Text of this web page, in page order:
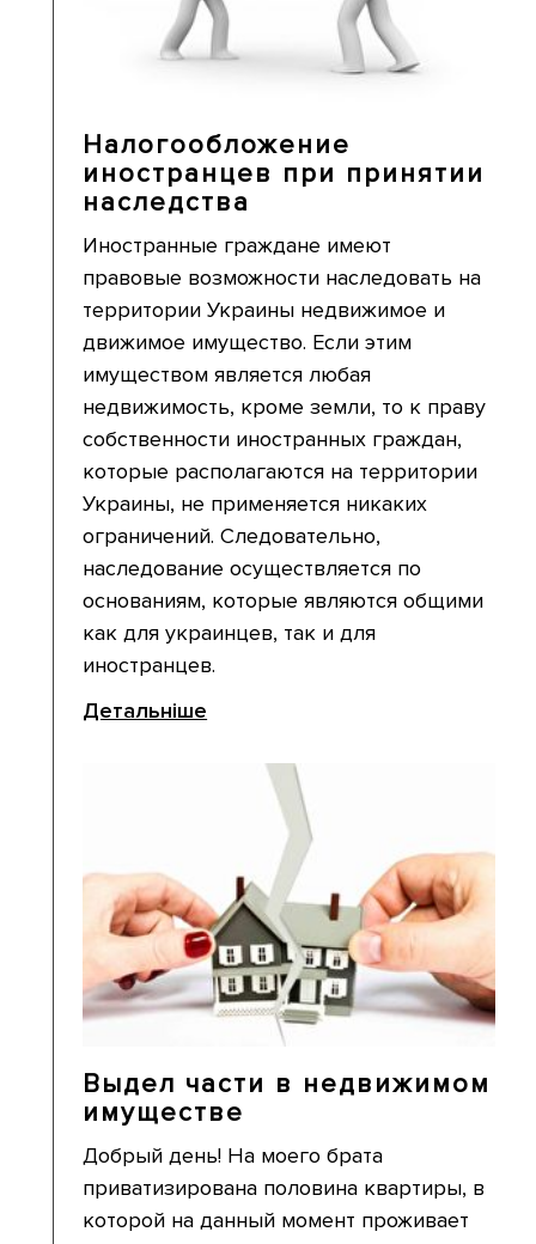
Налогообложение
иностранцев при принятии
наследства
Иностранные граждане имеют
правовые возможности наследовать на
территории Украины недвижимое и
движимое имущество. Если этим
имуществом является любая
недвижимость, кроме земли, то к праву
собственности иностранных граждан,
которые располагаются на территории
Украины, не применяется никаких
ограничений. Следовательно,
наследование осуществляется по
основаниям, которые являются общими
как для украинцев, так и для
иностранцев.
Детальніше
Выдел части в недвижимом
имуществе
Добрый день! На моего брата
приватизирована половина квартиры, в
которой на данный момент проживает